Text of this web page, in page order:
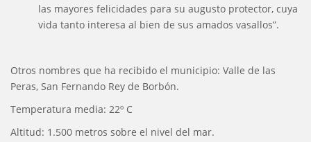
las mayores felicidades para su augusto protector, cuya
vida tanto interesa al bien de sus amados vasallos”.
Otros nombres que ha recibido el municipio: Valle de las
Peras, San Fernando Rey de Borbón.
Temperatura media: 22º C
Altitud: 1.500 metros sobre el nivel del mar.